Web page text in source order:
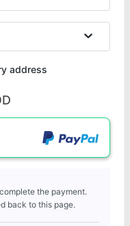
address
the payment.
back to this page.